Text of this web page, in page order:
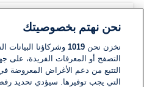
اكتب تعليقًا جديدًا ...
نحن نهتم بخصوصيتك
نخزن نحن1019 وشركاؤنا البيانات
التصفح أو المعرفات الفريدة، على
التتبع من دعم الأغراض المعروضة في
التي يجب توفيرها. سيؤدي تحديد